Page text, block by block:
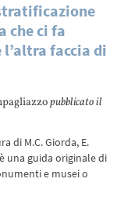
che ci fa
faccia di
pubblicato il
di M.C. Giorda, E.
una guida originale di
e musei o